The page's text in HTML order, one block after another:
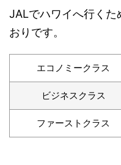
JALでハワイへ行くた
おりです。
エコノミークラス
ビジネスクラス
ファーストクラス